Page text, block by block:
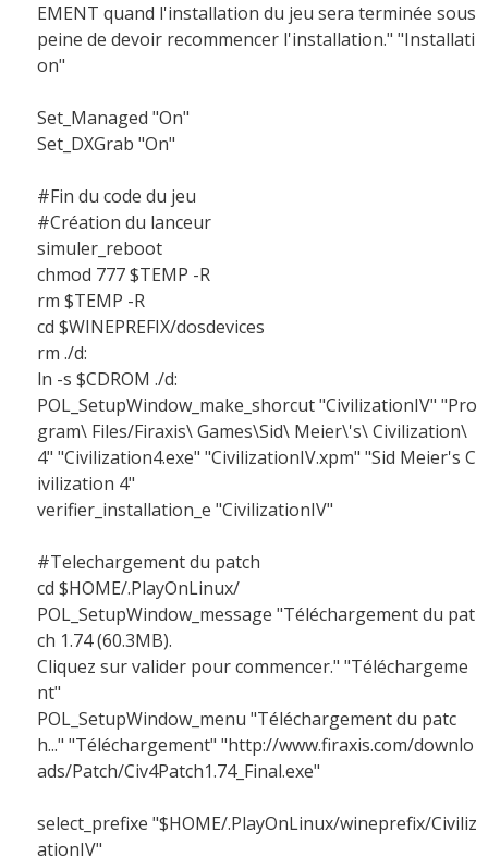
EMENT quand l'installation du jeu sera terminée sous
peine de devoir recommencer l'installation." "Installati
on"
Set_Managed "On"
Set_DXGrab "On"
#Fin du code du jeu
#Création du lanceur
simuler_reboot
chmod 777 $TEMP -R
rm $TEMP -R
cd $WINEPREFIX/dosdevices
rm ./d:
ln -s $CDROM ./d:
POL_SetupWindow_make_shorcut "CivilizationIV" "Pro
gram\ Files/Firaxis\ Games\Sid\ Meier\'s\ Civilization\
4" "Civilization4.exe" "CivilizationIV.xpm" "Sid Meier's C
ivilization 4"
verifier_installation_e "CivilizationIV"
#Telechargement du patch
cd $HOME/.PlayOnLinux/
POL_SetupWindow_message "Téléchargement du pat
ch 1.74 (60.3MB).
Cliquez sur valider pour commencer." "Téléchargeme
nt"
POL_SetupWindow_menu "Téléchargement du patc
h..." "Téléchargement" "http://www.firaxis.com/downlo
ads/Patch/Civ4Patch1.74_Final.exe"
select_prefixe "$HOME/.PlayOnLinux/wineprefix/Civiliz
ationIV"